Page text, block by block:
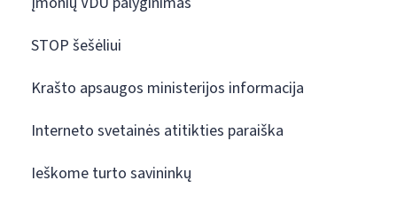
STOP šešėliui
Krašto apsaugos ministerijos informacija
Interneto svetainės atitikties paraiška
Ieškome turto savininkų